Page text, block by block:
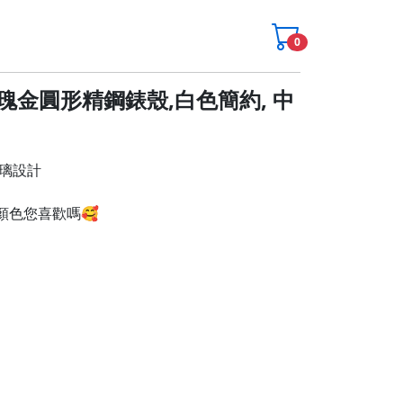
0
金圓形精鋼錶殼,白色簡約, 中
設計
色您喜歡嗎🥰